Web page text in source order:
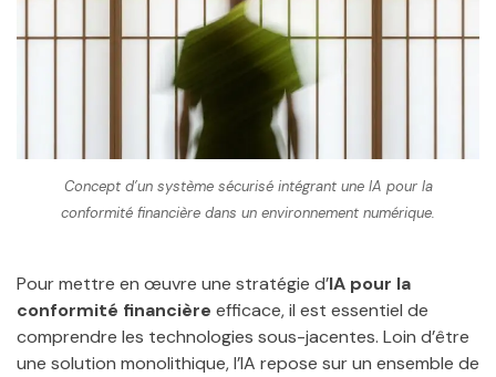
Concept d’un système sécurisé intégrant une IA pour la
conformité financière dans un environnement numérique.
Pour mettre en œuvre une stratégie d’IA pour la
conformité financière efficace, il est essentiel de
comprendre les technologies sous-jacentes. Loin d’être
une solution monolithique, l’IA repose sur un ensemble de